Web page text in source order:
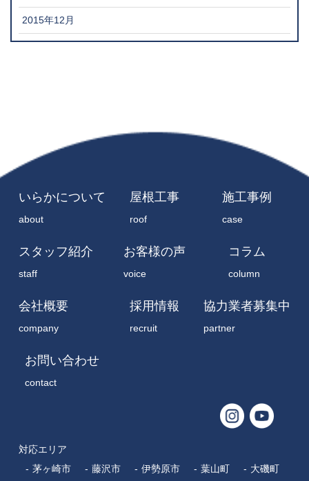
2015年12月
いらかについて
about
屋根工事
roof
施工事例
case
スタッフ紹介
staff
お客様の声
voice
コラム
column
会社概要
company
採用情報
recruit
協力業者募集中
partner
お問い合わせ
contact
対応エリア
茅ヶ崎市
藤沢市 伊勢原市 葉山町 大磯町